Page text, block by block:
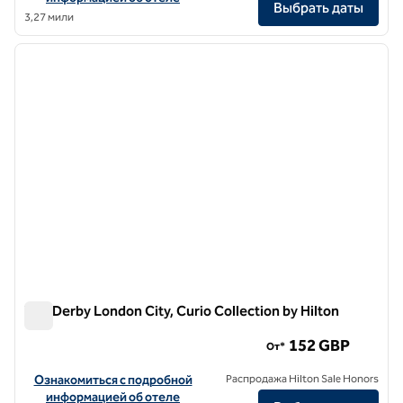
3,27 мили
Выбрать даты
1/11
1 из 11
The Derby London City, Curio Collection by Hilton
Посмотреть информацию об отеле The Derby London City,
Ознакомиться с подробной
информацией об отеле
От* 152 GBP
Распродажа Hilton Sale Honors